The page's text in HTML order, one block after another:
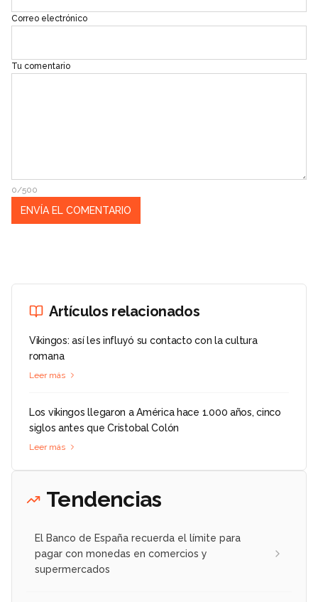
Correo electrónico
Tu comentario
0/500
Artículos relacionados
Vikingos: así les influyó su contacto con la cultura
romana
Leer más
Los vikingos llegaron a América hace 1.000 años, cinco
siglos antes que Cristobal Colón
Leer más
Tendencias
El Banco de España recuerda el límite para
pagar con monedas en comercios y
supermercados